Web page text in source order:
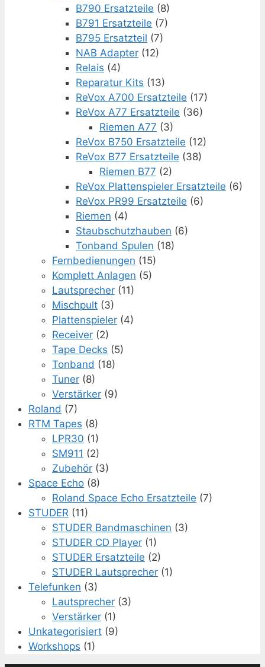
B790 Ersatzteile (8)
B791 Ersatzteile (7)
B795 Ersatzteil (7)
NAB Adapter (12)
Relais (4)
Reparatur Kits (13)
ReVox A700 Ersatzteile (17)
ReVox A77 Ersatzteile (36)
Riemen A77 (3)
ReVox B750 Ersatzteile (12)
ReVox B77 Ersatzteile (38)
Riemen B77 (2)
ReVox Plattenspieler Ersatzteile (6)
ReVox PR99 Ersatzteile (6)
Riemen (4)
Staubschutzhauben (6)
Tonband Spulen (18)
Fernbedienungen (15)
Komplett Anlagen (5)
Lautsprecher (11)
Mischpult (3)
Plattenspieler (4)
Receiver (2)
Tape Decks (5)
Tonband (18)
Tuner (8)
Verstärker (9)
Roland (7)
RTM Tapes (8)
LPR30 (1)
SM911 (2)
Zubehör (3)
Space Echo (8)
Roland Space Echo Ersatzteile (7)
STUDER (11)
STUDER Bandmaschinen (3)
STUDER CD Player (1)
STUDER Ersatzteile (2)
STUDER Lautsprecher (1)
Telefunken (3)
Lautsprecher (3)
Verstärker (1)
Unkategorisiert (9)
Workshops (1)